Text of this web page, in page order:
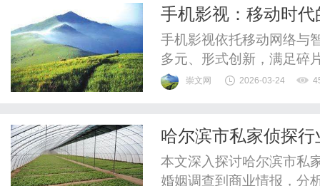
开门红作为亚马逊大中华
手机影视：移动时
手机影视依托移动网络与
多元、形式创新，满足碎
将与AR/VR等技术结合，
崇文网 2026-03-24
哈尔滨市私家侦探
色与挑战
本文深入探讨哈尔滨市私
婚姻调查到商业情报，分